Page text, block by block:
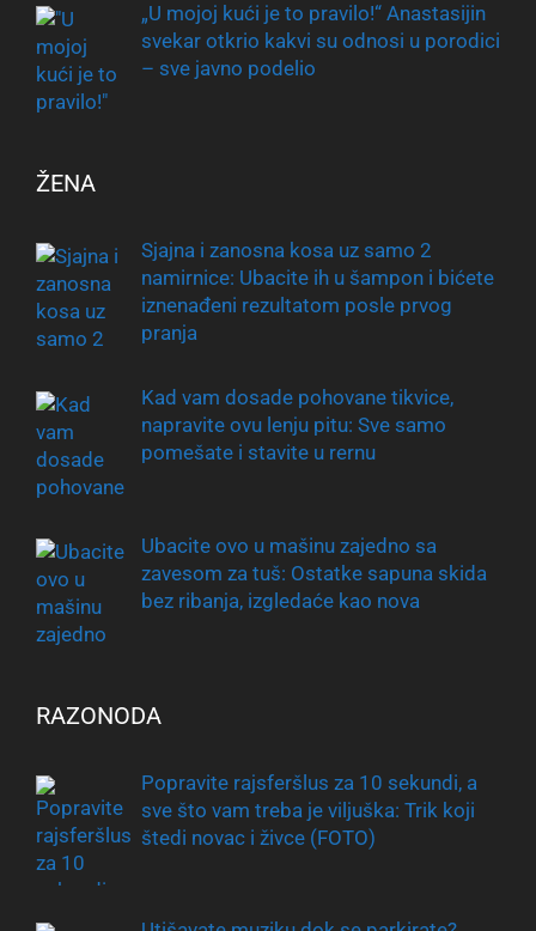
„U mojoj kući je to pravilo!“ Anastasijin
svekar otkrio kakvi su odnosi u porodici
– sve javno podelio
ŽENA
Sjajna i zanosna kosa uz samo 2
namirnice: Ubacite ih u šampon i bićete
iznenađeni rezultatom posle prvog
pranja
Kad vam dosade pohovane tikvice,
napravite ovu lenju pitu: Sve samo
pomešate i stavite u rernu
Ubacite ovo u mašinu zajedno sa
zavesom za tuš: Ostatke sapuna skida
bez ribanja, izgledaće kao nova
RAZONODA
Popravite rajsferšlus za 10 sekundi, a
sve što vam treba je viljuška: Trik koji
štedi novac i živce (FOTO)